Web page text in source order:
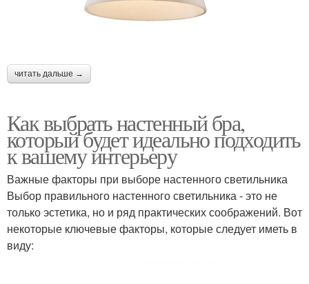
читать дальше →
Как выбрать настенный бра,
который будет идеально подходить
к вашему интерьеру
Важные факторы при выборе настенного светильника
Выбор правильного настенного светильника - это не
только эстетика, но и ряд практических соображений. Вот
некоторые ключевые факторы, которые следует иметь в
виду: